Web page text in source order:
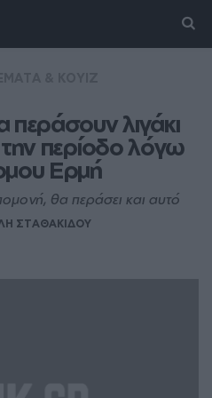
λιγάκι
περίοδο λόγω
Ερμή
θα περάσει και αυτό
ΣΤΑΘΑΚΙΔΟΥ